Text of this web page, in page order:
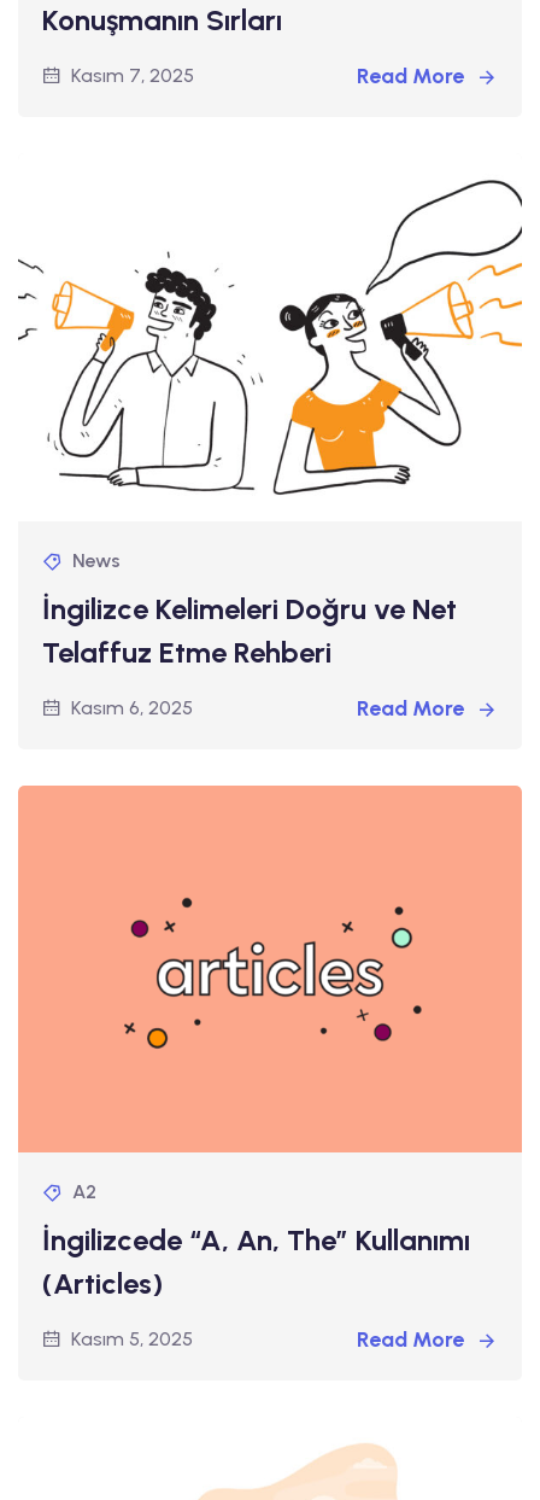
Konuşmanın Sırları
Kasım 7, 2025 Read More
News
İngilizce Kelimeleri Doğru ve Net
Telaffuz Etme Rehberi
Kasım 6, 2025 Read More
A2
İngilizcede “A, An, The” Kullanımı
(Articles)
Kasım 5, 2025 Read More